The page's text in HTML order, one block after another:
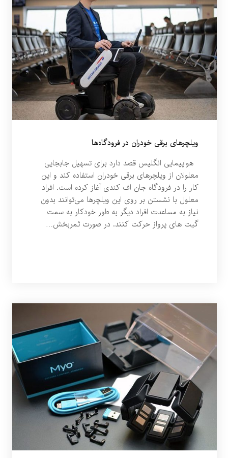
ویلچرهای برقی خودران در فرودگاه‌ها
هواپیمایی انگلیس قصد دارد برای تسهیل جابجایی
معلولان از ویلچرهای برقی خودران استفاده کند و این
کار را در فرودگاه جان اف کندی آغاز کرده است. افراد
معلول با نشستن بر روی این ویلچرها می‌توانند بدون
نیاز به مساعدت افراد دیگر به طور خودکار به سمت
گیت های پرواز حرکت کنند. در صورت ثمربخش…